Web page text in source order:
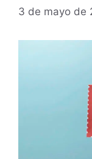
3 de mayo de